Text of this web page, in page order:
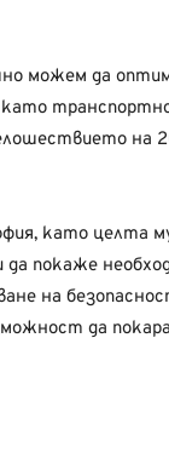
можем да
като
на
като целта
да покаже
на
да